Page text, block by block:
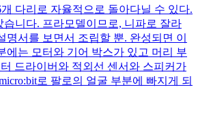
다리로 자율적으로 돌아다닐 수 있다.
습니다. 프라모델이므로, 니파로 잘라
명서를 보면서 조립할 뿐. 완성되면 이
에는 모터와 기어 박스가 있고 머리 부
드라이버와 적외선 센서와 스피커가
로 팔로의 얼굴 부분에 빠지게 되